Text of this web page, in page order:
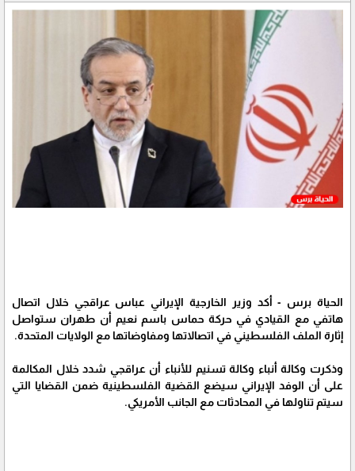
الحياة برس - أكد وزير الخارجية الإيراني عباس عراقجي خلال اتصال
هاتفي مع القيادي في حركة حماس باسم نعيم أن طهران ستواصل
إثارة الملف الفلسطيني في اتصالاتها ومفاوضاتها مع الولايات المتحدة.
وذكرت وكالة أنباء وكالة تسنيم للأنباء أن عراقجي شدد خلال المكالمة
على أن الوفد الإيراني سيضع القضية الفلسطينية ضمن القضايا التي
سيتم تناولها في المحادثات مع الجانب الأمريكي.